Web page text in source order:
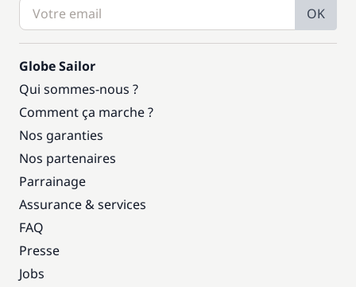
OK
Globe Sailor
Qui sommes-nous ?
Comment ça marche ?
Nos garanties
Nos partenaires
Parrainage
Assurance & services
FAQ
Presse
Jobs